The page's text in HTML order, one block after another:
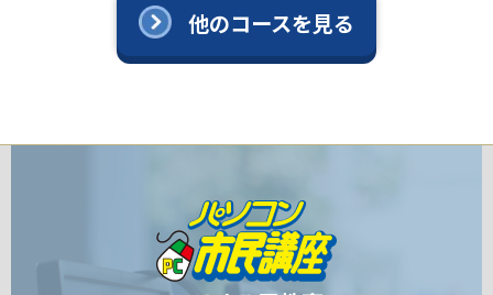
他のコースを見る